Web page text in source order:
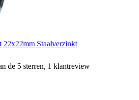
Staalverzinkt
de 5 sterren, 1 klantreview